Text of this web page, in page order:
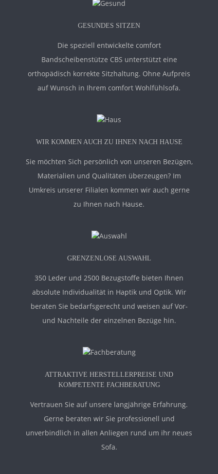
GESUNDES SITZEN
Die speziell entwickelte comfort
Bandscheibenstütze CBS unterstützt eine
orthopädisch korrekte Sitzhaltung. Ohne Aufpreis
auf Wunsch in Ihrem comfort Wohlfühlsofa.
WIR KOMMEN AUCH ZU IHNEN NACH HAUSE
Sie möchten Sich persönlich von unseren Bezügen,
Materialien und Qualitäten überzeugen? Im
Umkreis unserer Filialen kommen wir auch gerne
zu Ihnen nach Hause.
GRENZENLOSE AUSWAHL
350 Leder und 2500 Bezugstoffe bieten Ihnen
absolute Individualität in Haptik und Optik. Wir
beraten Sie bedarfsgerecht und weisen auf Vor-
und Nachteile der einzelnen Bezüge hin.
ATTRAKTIVE HERSTELLERPREISE UND
KOMPETENTE FACHBERATUNG
Vertrauen Sie auf unsere langjährige Erfahrung.
Gerne beraten wir Sie professionell und
unverbindlich in allen Anliegen rund um ihr neues
Sofa.